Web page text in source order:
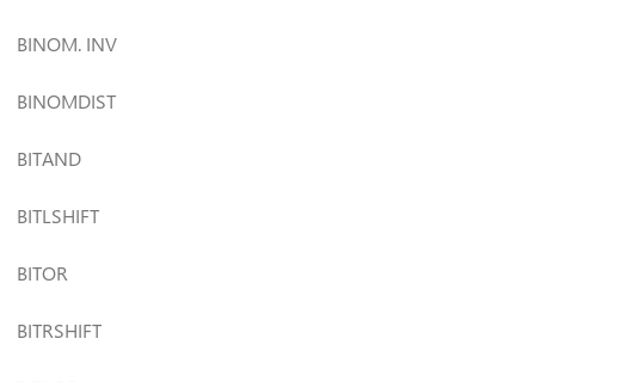
BINOM. INV
BINOMDIST
BITAND
BITLSHIFT
BITOR
BITRSHIFT